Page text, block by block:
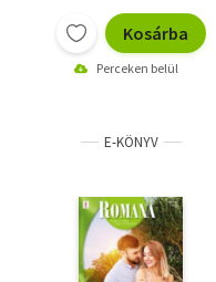
Kosárba
Perceken belül
E-KÖNYV